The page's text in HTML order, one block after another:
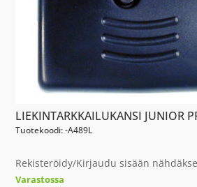
LIEKINTARKKAILUKANSI JUNIOR
Tuotekoodi: -A489L
Rekisteröidy/Kirjaudu sisään
Varastossa